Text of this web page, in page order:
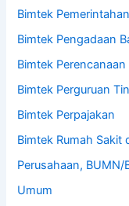
Bimtek Pemerintahan
Bimtek Pengadaan
Bimtek Perencanaan
Bimtek Perguruan
Bimtek Perpajakan
Bimtek Rumah Sakit
Perusahaan, BUMN/
Umum